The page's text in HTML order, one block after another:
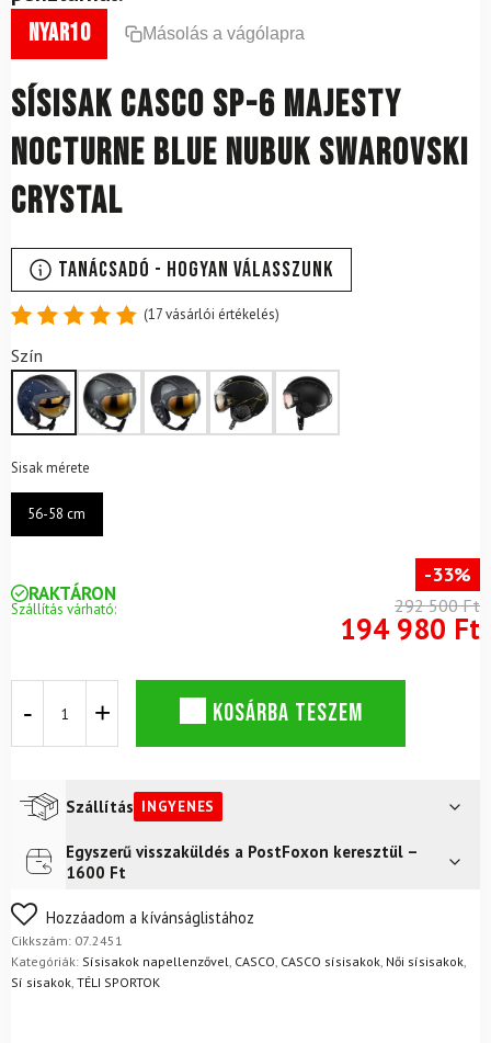
nyar10 Másolás a vágólapra
Sísisak CASCO SP-6 Majesty
Nocturne Blue Nubuk Swarovski
Crystal
Tanácsadó - Hogyan válasszunk
4.88
5-ből,
értékelés
alapján
(17vásárlói értékelés)
Szín
Sisak mérete
56-58 cm
RAKTÁRON
Szállítás várható:
-33%
292 500 Ft
194 980 Ft
CASCO
Nocturne
Nubuk
Swarovski
mennyiség
KOSÁRBA TESZEM
Szállítás INGYENES
Futár a címreIngyenes
FoxPost
Egyszerű visszaküldés a PostFoxon keresztül –
1600 Ft
Nem biztos a választásában? Semmi gond – a terméket
egyszerűen visszaküldheti 14 napon belül, indoklás nélkül.
Mik a visszaküldés feltételei?
Hozzáadom a kívánságlistához
Cikkszám: 07.2451
Kategóriák: Sísisakok napellenzővel CASCO CASCO sísisakok Női sísisakok
Sí sisakok TÉLI SPORTOK